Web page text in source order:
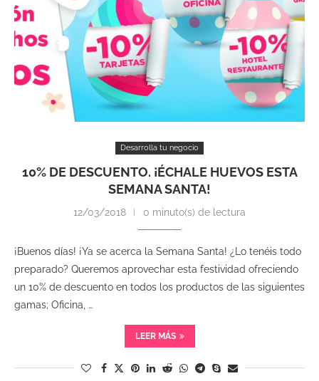
Desarrolla tu negocio
10% DE DESCUENTO. ¡ÉCHALE HUEVOS ESTA
SEMANA SANTA!
12/03/2018 0 minuto(s) de lectura
¡Buenos días! ¡Ya se acerca la Semana Santa! ¿Lo tenéis todo
preparado? Queremos aprovechar esta festividad ofreciendo
un 10% de descuento en todos los productos de las siguientes
gamas; Oficina, …
LEER MÁS